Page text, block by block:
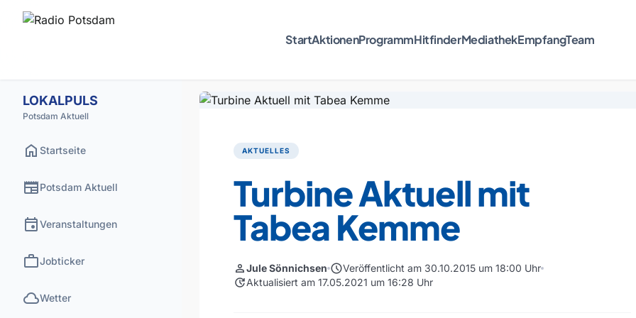
StartAktionenProgrammHitfinderMediathekEmpfangTeam
LOKALPULS
Potsdam Aktuell
home Startseite
newspaperPotsdam Aktuell
eventVeranstaltungen
workJobticker
cloudWetter
AKTUELLES
Turbine Aktuell mit
Tabea Kemme
personJule Sönnichsen scheduleVeröffentlicht am 30.10.2015 um 18:00 Uhr
updateAktualisiert am 17.05.2021 um 16:28 Uhr